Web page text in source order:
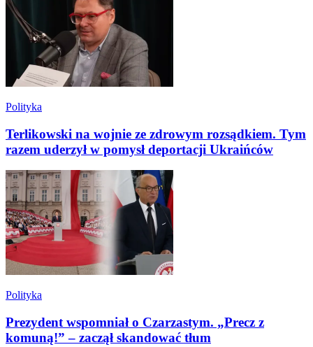
Polityka
Terlikowski na wojnie ze zdrowym rozsądkiem. Tym
razem uderzył w pomysł deportacji Ukraińców
Polityka
Prezydent wspomniał o Czarzastym. „Precz z
komuną!” – zaczął skandować tłum